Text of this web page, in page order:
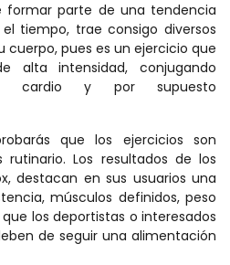
formar parte de una tendencia
tiempo, trae consigo diversos
pues es un ejercicio que
alta intensidad, conjugando
cardio y por supuesto
que los ejercicios son
Los resultados de los
destacan en sus usuarios una
músculos definidos, peso
los deportistas o interesados
de seguir una alimentación